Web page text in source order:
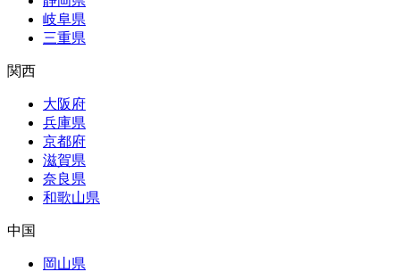
岐阜県
三重県
関西
大阪府
兵庫県
京都府
滋賀県
奈良県
和歌山県
中国
岡山県